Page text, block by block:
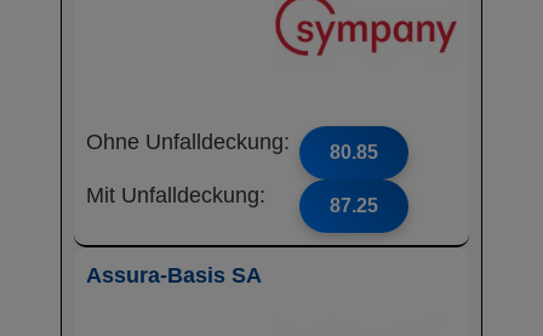
Ohne Unfalldeckung: 80.85
Mit Unfalldeckung: 87.25
Assura-Basis SA